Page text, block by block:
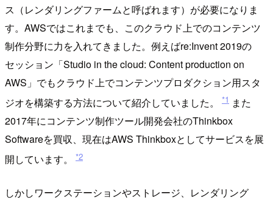
ス（レンダリングファームと呼ばれます）が必要になりま
す。AWSではこれまでも、このクラウド上でのコンテンツ
制作分野に力を入れてきました。例えばre:Invent 2019の
セッション「Studio in the cloud: Content production on
AWS」でもクラウド上でコンテンツプロダクション用スタ
ジオを構築する方法について紹介していました。
*1 また
2017年にコンテンツ制作ツール開発会社のThinkbox
Softwareを買収、現在はAWS Thinkboxとしてサービスを展
開しています。
*2
しかしワークステーションやストレージ、レンダリング